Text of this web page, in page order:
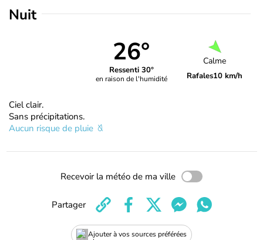
Nuit
26°
Ressenti 30°
en raison de l'humidité
Calme
Rafales10 km/h
Ciel clair.
Sans précipitations.
Aucun risque de pluie
Recevoir la météo de ma ville
Ajouter à vos sources préférées
Partager